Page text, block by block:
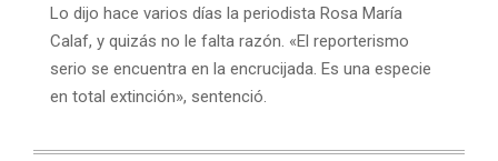
Lo dijo hace varios días la periodista Rosa María
Calaf, y quizás no le falta razón. «El reporterismo
serio se encuentra en la encrucijada. Es una especie
en total extinción», sentenció.